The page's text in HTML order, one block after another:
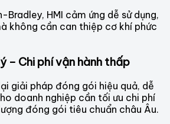
Bradley, HMI cảm ứng dễ sử dụng,
không cần can thiệp cơ khí phức
– Chi phí vận hành thấp
giải pháp đóng gói hiệu quả, dễ
doanh nghiệp cần tối ưu chi phí
đóng gói tiêu chuẩn châu Âu.